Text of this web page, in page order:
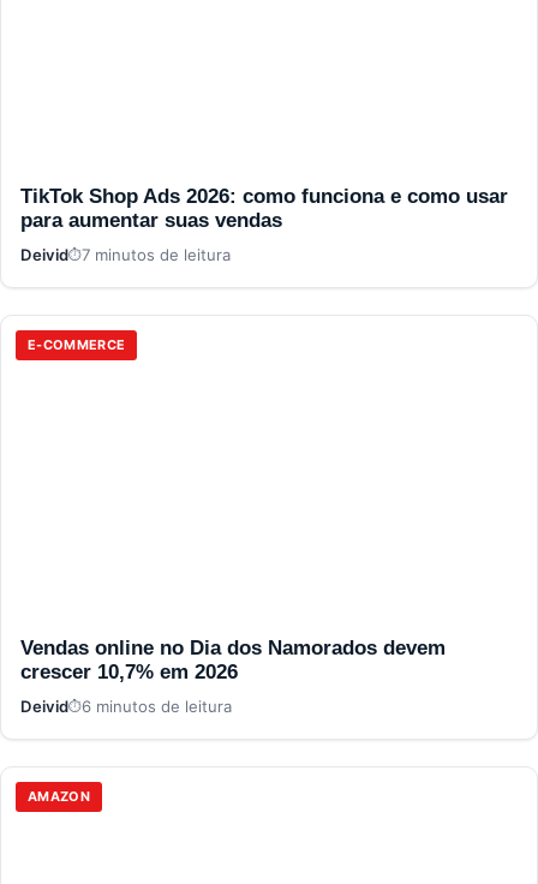
TikTok Shop Ads 2026: como funciona e como usar
para aumentar suas vendas
Deivid 7 minutos de leitura
E-COMMERCE
Vendas online no Dia dos Namorados devem
crescer 10,7% em 2026
Deivid 6 minutos de leitura
AMAZON